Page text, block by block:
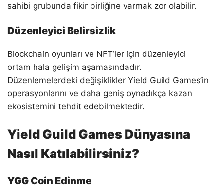
sahibi grubunda fikir birliğine varmak zor olabilir.
Düzenleyici Belirsizlik
Blockchain oyunları ve NFT’ler için düzenleyici
ortam hala gelişim aşamasındadır.
Düzenlemelerdeki değişiklikler Yield Guild Games’in
operasyonlarını ve daha geniş oynadıkça kazan
ekosistemini tehdit edebilmektedir.
Yield Guild Games Dünyasına
Nasıl Katılabilirsiniz?
YGG Coin Edinme